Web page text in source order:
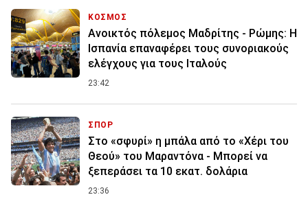
ΚΟΣΜΟΣ
Ανοικτός πόλεμος Μαδρίτης - Ρώμης: Η
Ισπανία επαναφέρει τους συνοριακούς
ελέγχους για τους Ιταλούς
23:42
ΣΠΟΡ
Στο «σφυρί» η μπάλα από το «Χέρι του
Θεού» του Μαραντόνα - Μπορεί να
ξεπεράσει τα 10 εκατ. δολάρια
23:36